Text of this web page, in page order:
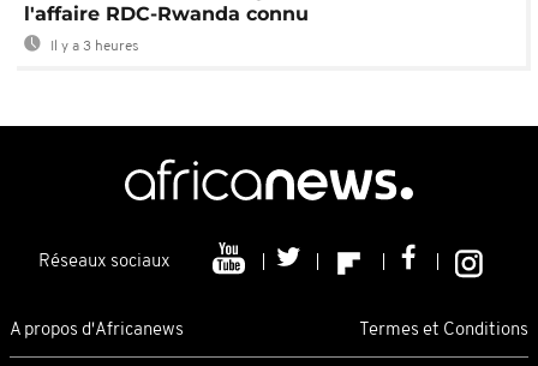
l'affaire RDC-Rwanda connu
Il y a 3 heures
Réseaux sociaux
A propos d'Africanews Termes et Conditions